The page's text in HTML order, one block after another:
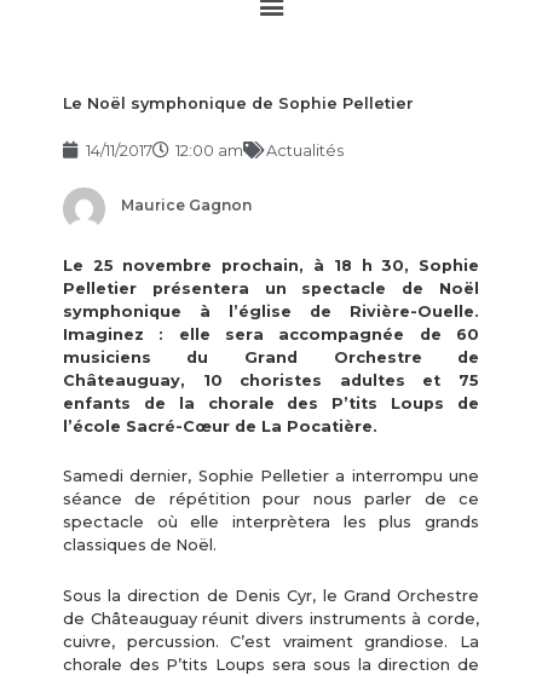
Le Noël symphonique de Sophie Pelletier
14/11/2017 12:00 am Actualités
Maurice Gagnon
Le 25 novembre prochain, à 18 h 30, Sophie
Pelletier présentera un spectacle de Noël
symphonique à l’église de Rivière-Ouelle.
Imaginez : elle sera accompagnée de 60
musiciens du Grand Orchestre de
Châteauguay, 10 choristes adultes et 75
enfants de la chorale des P’tits Loups de
l’école Sacré-Cœur de La Pocatière.
Samedi dernier, Sophie Pelletier a interrompu une
séance de répétition pour nous parler de ce
spectacle où elle interprètera les plus grands
classiques de Noël.
Sous la direction de Denis Cyr, le Grand Orchestre
de Châteauguay réunit divers instruments à corde,
cuivre, percussion. C’est vraiment grandiose. La
chorale des P’tits Loups sera sous la direction de